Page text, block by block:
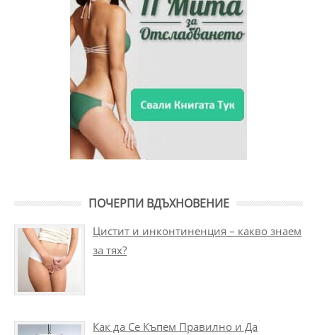
ПОЧЕРПИ ВДЪХНОВЕНИЕ
Цистит и инконтиненция – какво знаем
за тях?
Как да Се Къпем Правилно и Да